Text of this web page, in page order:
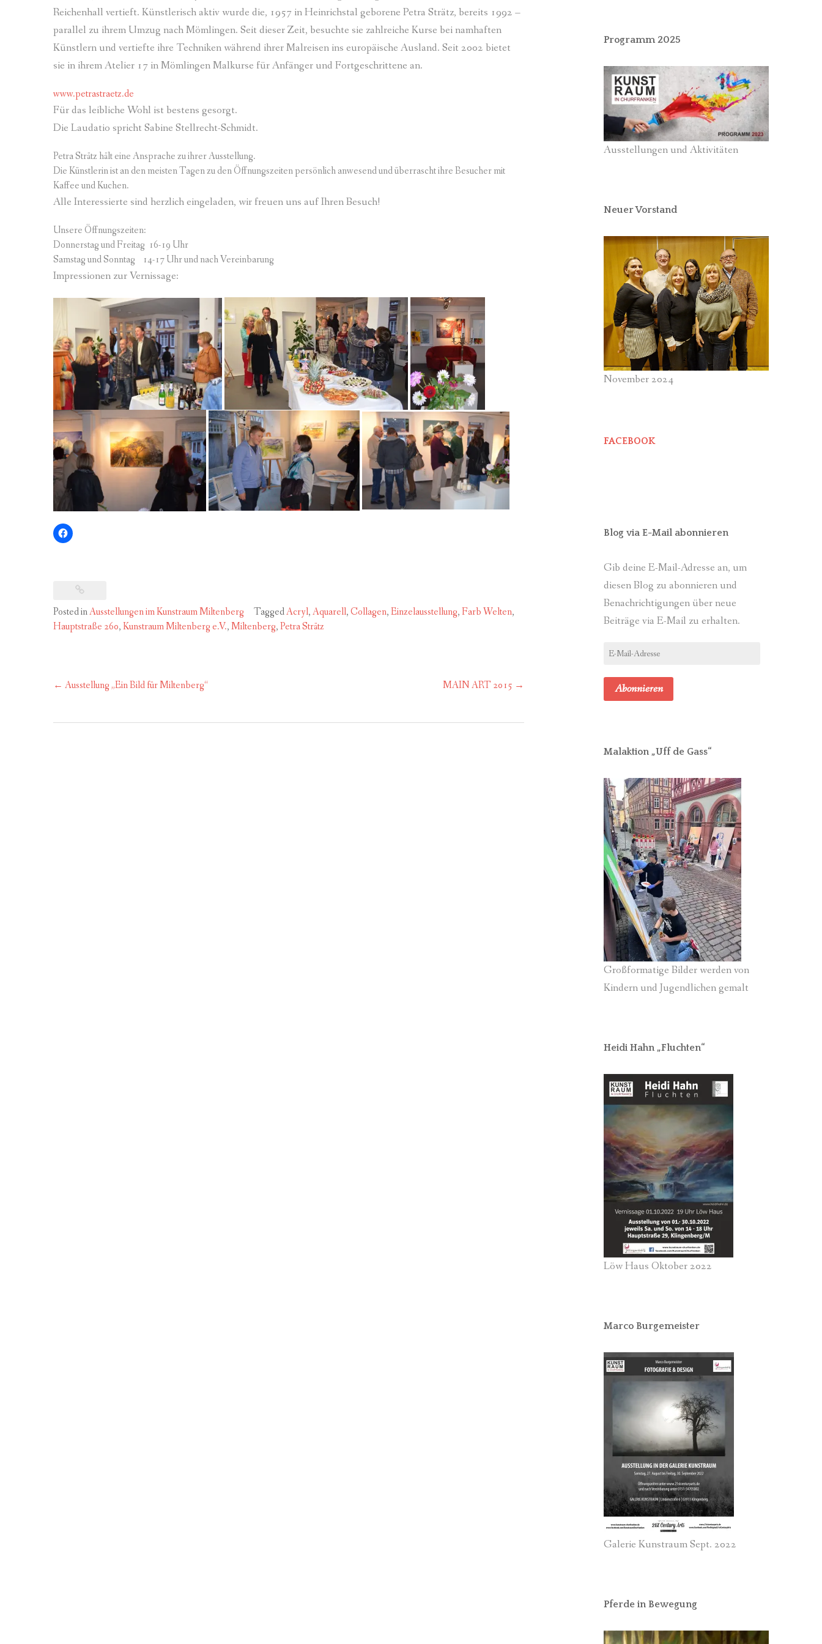
Reichenhall vertieft. Künstlerisch aktiv wurde die, 1957 in Heinrichstal geborene Petra Strätz, bereits 1992 –
parallel zu ihrem Umzug nach Mömlingen. Seit dieser Zeit, besuchte sie zahlreiche Kurse bei namhaften
Künstlern und vertiefte ihre Techniken während ihrer Malreisen ins europäische Ausland. Seit 2002 bietet
sie in ihrem Atelier 17 in Mömlingen Malkurse für Anfänger und Fortgeschrittene an.
www.petrastraetz.de
Für das leibliche Wohl ist bestens gesorgt.
Die Laudatio spricht Sabine Stellrecht-Schmidt.
Petra Strätz hält eine Ansprache zu ihrer Ausstellung.
Die Künstlerin ist an den meisten Tagen zu den Öffnungszeiten persönlich anwesend und überrascht ihre Besucher mit
Kaffee und Kuchen.
Alle Interessierte sind herzlich eingeladen, wir freuen uns auf Ihren Besuch!
Unsere Öffnungszeiten:
Donnerstag und Freitag 16-19 Uhr
Samstag und Sonntag 14-17 Uhr und nach Vereinbarung
Impressionen zur Vernissage:
Posted inAusstellungen im Kunstraum Miltenberg TaggedAcryl,Aquarell,Collagen,Einzelausstellung,Farb Welten,
Hauptstraße 260,Kunstraum Miltenberg e.V.,Miltenberg,Petra Strätz
Post
← Ausstellung „Ein Bild für Miltenberg“ MAIN ART 2015 →
Programm 2025
Ausstellungen und Aktivitäten
Neuer Vorstand
November 2024
FACEBOOK
Blog via E-Mail abonnieren
Gib deine E-Mail-Adresse an, um
diesen Blog zu abonnieren und
Benachrichtigungen über neue
Beiträge via E-Mail zu erhalten.
E-
Abonnieren
Malaktion „Uff de Gass“
Großformatige Bilder werden von
Kindern und Jugendlichen gemalt
Heidi Hahn „Fluchten“
Löw Haus Oktober 2022
Marco Burgemeister
Galerie Kunstraum Sept. 2022
Pferde in Bewegung